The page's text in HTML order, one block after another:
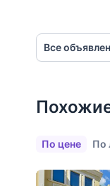
Все
По цене По